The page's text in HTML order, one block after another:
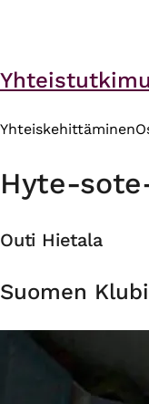
Yhteiskehittäminen
Hyte-
Outi Hietala
Organisaatio
Suomen